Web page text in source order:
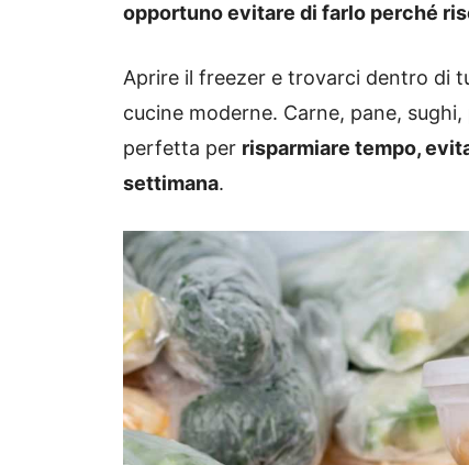
opportuno evitare di farlo perché
Aprire il freezer e trovarci dentro di
cucine moderne. Carne, pane,
perfetta per risparmiare tempo,
settimana.